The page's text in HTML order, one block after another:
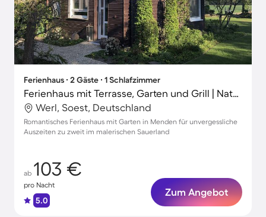
Ferienhaus ∙ 2 Gäste ∙ 1 Schlafzimmer
Ferienhaus mit Terrasse, Garten und Grill | Naturblick
Werl, Soest, Deutschland
Romantisches Ferienhaus mit Garten in Menden für unvergessliche
Auszeiten zu zweit im malerischen Sauerland
ab 103 €
pro Nacht
5.0
Zum Angebot